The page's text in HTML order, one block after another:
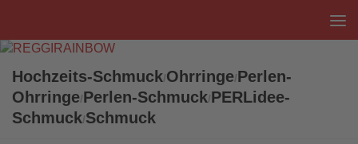
Hochzeits-Schmuck/Ohrringe/Perlen-
Ohrringe/Perlen-Schmuck/PERLidee-
Schmuck/Schmuck